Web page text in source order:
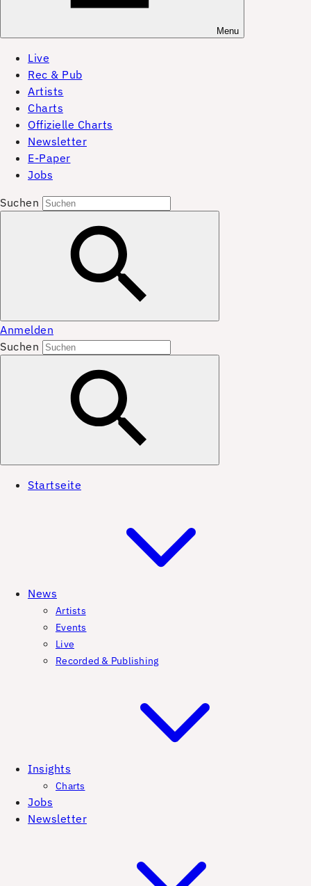
Menu
Live
Rec & Pub
Artists
Charts
Offizielle Charts
Newsletter
E-Paper
Jobs
Suchen
Anmelden
Suchen
Startseite
News
Artists
Events
Live
Recorded & Publishing
Insights
Charts
Jobs
Newsletter